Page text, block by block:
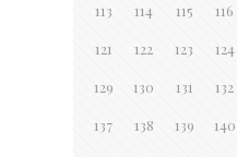
113 114 115 116
121 122 123 124
129 130 131 132
137 138 139 140